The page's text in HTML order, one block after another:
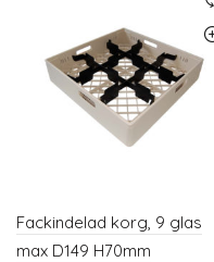
Fackindelad korg, 9 glas
max D149 H70mm